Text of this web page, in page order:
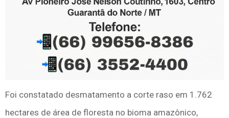
Foi constatado desmatamento a corte raso em 1.762
hectares de área de floresta no bioma amazônico,